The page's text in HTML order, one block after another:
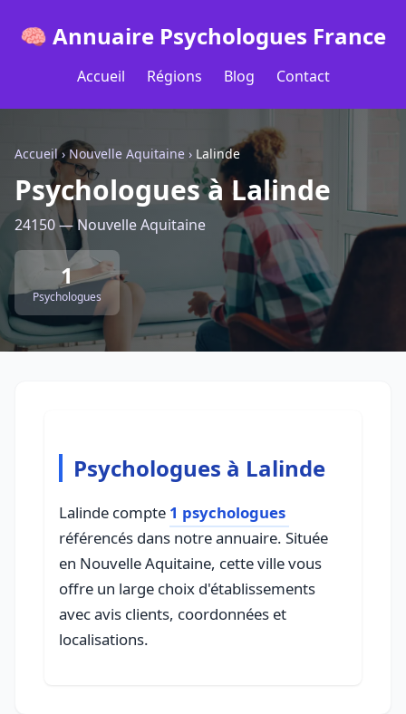
🧠 Annuaire Psychologues France
Accueil Régions Blog Contact
Accueil› Nouvelle Aquitaine › Lalinde
Psychologues à Lalinde
24150 — Nouvelle Aquitaine
1
Psychologues
Psychologues à Lalinde
Lalinde compte 1 psychologues
référencés dans notre annuaire. Située
en Nouvelle Aquitaine, cette ville vous
offre un large choix d'établissements
avec avis clients, coordonnées et
localisations.